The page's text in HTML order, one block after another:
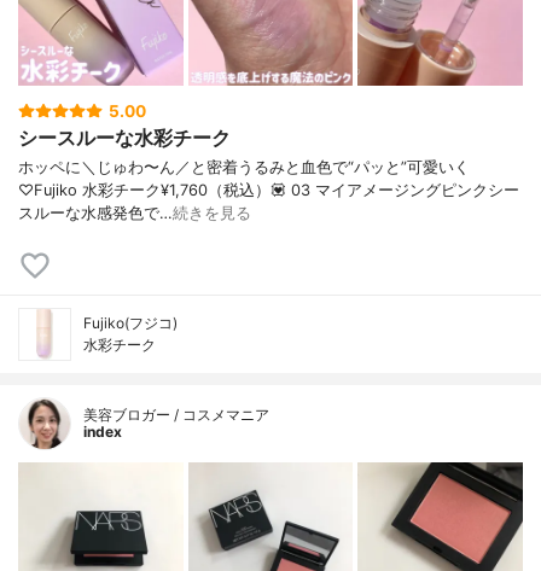
5.00
シースルーな水彩チーク
ホッペに＼じゅわ〜ん／と密着うるみと血色で“パッと”可愛いく
♡Fujiko 水彩チーク¥1,760（税込）💟 03 マイアメージングピンクシー
スルーな水感発色で…続きを見る
Fujiko(フジコ)
水彩チーク
美容ブロガー / コスメマニア
index